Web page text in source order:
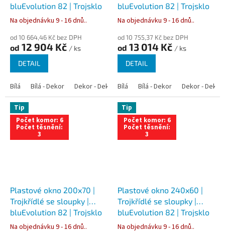
bluEvolution 82 | Trojsklo
Na objednávku 9 - 16 dnů..
od 10 664,46 Kč bez DPH
od 12 904 Kč / ks
DETAIL
Bílá Bílá - Dekor Dekor - Dekor Bílá - Antracit Bílá - Zlatý dub
bluEvolution 82 | Trojsklo
Na objednávku 9 - 16 dnů..
od 10 755,37 Kč bez DPH
od 13 014 Kč / ks
DETAIL
Bílá Bílá - Dekor Dekor - Dekor
Tip
Počet komor: 6
Počet těsnění:
3
Plastové okno 200x70 |
Trojkřídlé se sloupky |
bluEvolution 82 | Trojsklo
Na objednávku 9 - 16 dnů..
Tip
Počet komor: 6
Počet těsnění:
3
Plastové okno 240x60 |
Trojkřídlé se sloupky |
bluEvolution 82 | Trojsklo
Na objednávku 9 - 16 dnů..